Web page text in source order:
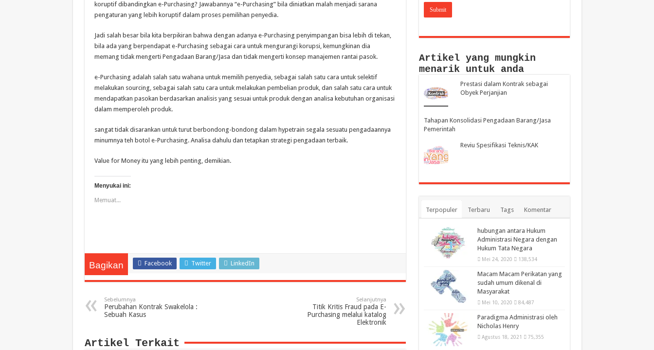
koruptif dibandingkan e-Purchasing? Jawabannya “e-Purchasing” bila diniatkan malah menjadi sarana
pengaturan yang lebih koruptif dalam proses pemilihan penyedia.
Jadi salah besar bila kita berpikiran bahwa dengan adanya e-Purchasing penyimpangan bisa lebih di tekan,
bila ada yang berpendapat e-Purchasing sebagai cara untuk mengurangi korupsi, kemungkinan dia
memang tidak mengerti Pengadaan Barang/Jasa dan tidak mengerti konsep manajemen rantai pasok.
e-Purchasing adalah salah satu wahana untuk memilih penyedia, sebagai salah satu cara untuk selektif
melakukan sourcing, sebagai salah satu cara untuk melakukan pembelian produk, dan salah satu cara untuk
mendapatkan pasokan berdasarkan analisis yang sesuai untuk produk dengan analisa kebutuhan organisasi
dalam memperoleh produk.
sangat tidak disarankan untuk turut berbondong-bondong dalam hypetrain segala sesuatu pengadaannya
minumnya teh botol e-Purchasing. Analisa dahulu dan tetapkan strategi pengadaan terbaik.
Value for Money itu yang lebih penting, demikian.
Menyukai ini:
Memuat...
Bagikan Facebook Twitter LinkedIn
Sebelumnya
Perubahan Kontrak Swakelola :
Sebuah Kasus
Selanjutnya
Titik Kritis Fraud pada E-
Purchasing melalui katalog
Elektronik
Artikel Terkait
Artikel yang mungkin
menarik untuk anda
Prestasi dalam Kontrak sebagai
Obyek Perjanjian
Tahapan Konsolidasi Pengadaan Barang/Jasa
Pemerintah
Reviu Spesifikasi Teknis/KAK
Terpopuler Terbaru Tags Komentar
hubungan antara Hukum
Administrasi Negara dengan
Hukum Tata Negara
Mei 24, 2020 138,534
Macam Macam Perikatan yang
sudah umum dikenal di
Masyarakat
Mei 10, 2020 84,487
Paradigma Administrasi oleh
Nicholas Henry
Agustus 18, 2021 75,355